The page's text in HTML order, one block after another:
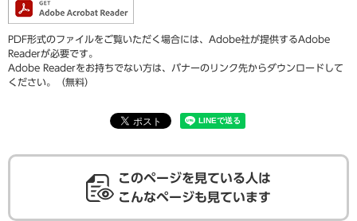
PDF形式のファイルをご覧いただく場合には、Adobe社が提供するAdobe
Readerが必要です。
Adobe Readerをお持ちでない方は、バナーのリンク先からダウンロードして
ください。（無料）
このページを見ている人は
こんなページも見ています